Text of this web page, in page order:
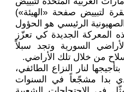
لتبييض صفحة «الهيئة»)
الرئيسي هو الحؤول
المعركة الجديدة كي تعزّز
السورية وتجد سبلاً
من خلال تلك الأراضي.
لنار النزاع الطائفي،
بدا مشجّعاً في السنوات